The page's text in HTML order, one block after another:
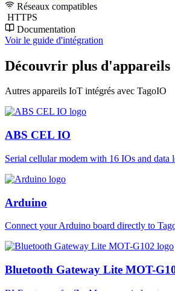
Réseaux compatibles
HTTPS
Documentation
Voir le guide d'intégration
Découvrir plus d'appareils
Autres appareils IoT intégrés avec TagoIO
ABS CEL IO
Serial cellular modem with 16 IOs and data
Arduino
Connect your Arduino board directly to
Bluetooth Gateway Lite MOT-